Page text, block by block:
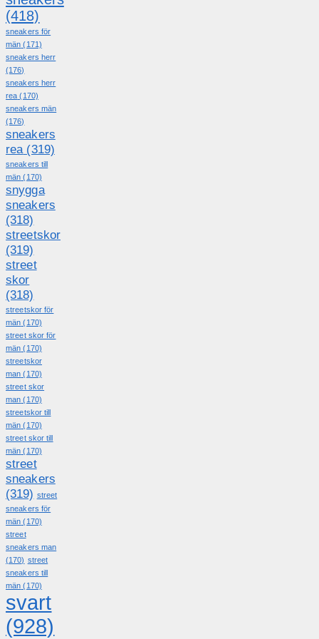
(418)
sneakers för
män (171)
sneakers herr
(176)
sneakers herr
rea (170)
sneakers män
(176)
sneakers
rea (319)
sneakers till
män (170)
snygga
sneakers
(318)
streetskor
(319)
street
skor
(318)
streetskor för
män (170)
street skor för
män (170)
streetskor
man (170)
street skor
man (170)
streetskor till
män (170)
street skor till
män (170)
street
sneakers
(319) street
sneakers för
män (170)
street
sneakers man
(170) street
sneakers till
män (170)
svart
(928)